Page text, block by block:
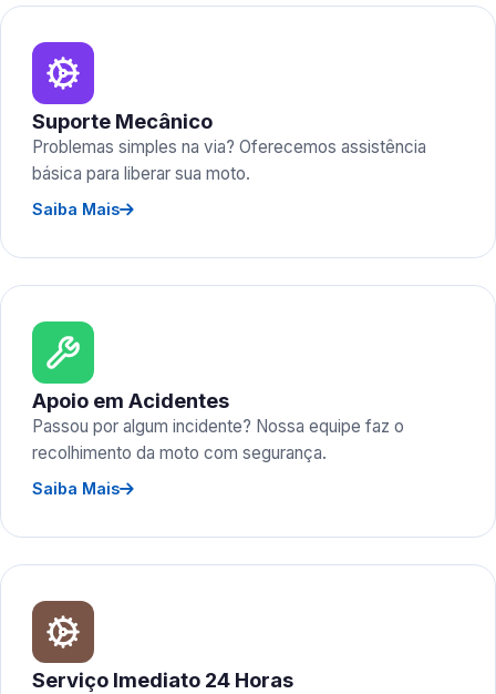
Suporte Mecânico
Problemas simples na via? Oferecemos assistência
básica para liberar sua moto.
Saiba Mais
Apoio em Acidentes
Passou por algum incidente? Nossa equipe faz o
recolhimento da moto com segurança.
Saiba Mais
Serviço Imediato 24 Horas